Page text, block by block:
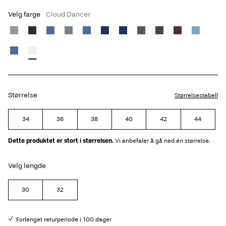
Velg farge Cloud Dancer
Størrelse Størrelsestabell
34 36 38 40 42 44
Dette produktet er stort i størrelsen. Vi anbefaler å gå ned én størrelse.
Velg lengde
30 32
Forlenget returperiode i 100 dager